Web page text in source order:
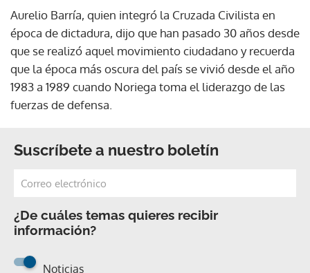
Aurelio Barría, quien integró la Cruzada Civilista en
época de dictadura, dijo que han pasado 30 años desde
que se realizó aquel movimiento ciudadano y recuerda
que la época más oscura del país se vivió desde el año
1983 a 1989 cuando Noriega toma el liderazgo de las
fuerzas de defensa.
Suscríbete a nuestro boletín
¿De cuáles temas quieres recibir
información?
Noticias